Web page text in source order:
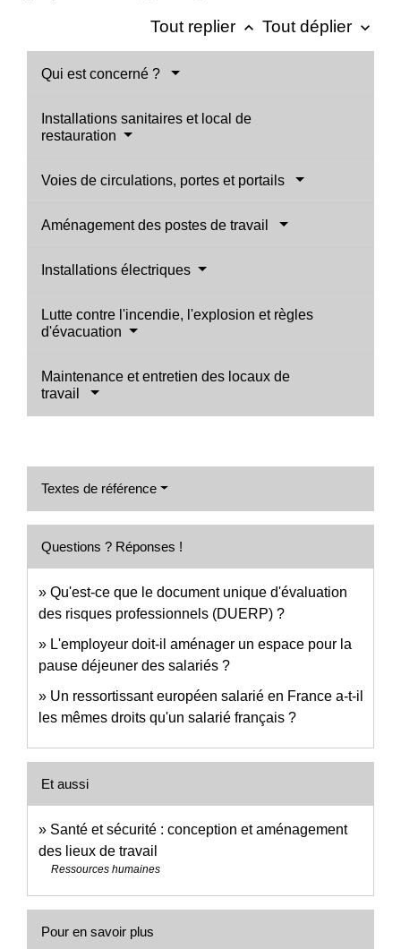
Tout replier keyboard_arrow_up Tout déplier keyboard_arrow_down
Qui est concerné ?
Installations sanitaires et local de
restauration
Voies de circulations, portes et portails
Aménagement des postes de travail
Installations électriques
Lutte contre l'incendie, l'explosion et règles
d'évacuation
Maintenance et entretien des locaux de
travail
Textes de référence
Questions ? Réponses !
Qu'est-ce que le document unique d'évaluation
des risques professionnels (DUERP) ?
L'employeur doit-il aménager un espace pour la
pause déjeuner des salariés ?
Un ressortissant européen salarié en France a-t-il
les mêmes droits qu'un salarié français ?
Et aussi
Santé et sécurité : conception et aménagement
des lieux de travail
Ressources humaines
Pour en savoir plus